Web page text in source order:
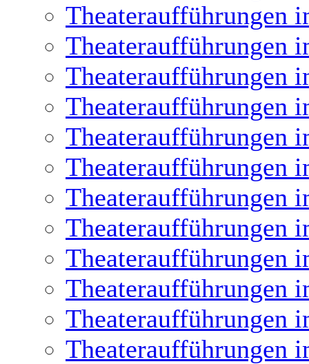
Theateraufführungen
Theateraufführungen
Theateraufführungen
Theateraufführungen
Theateraufführungen
Theateraufführungen
Theateraufführungen
Theateraufführungen
Theateraufführungen
Theateraufführungen
Theateraufführungen
Theateraufführungen